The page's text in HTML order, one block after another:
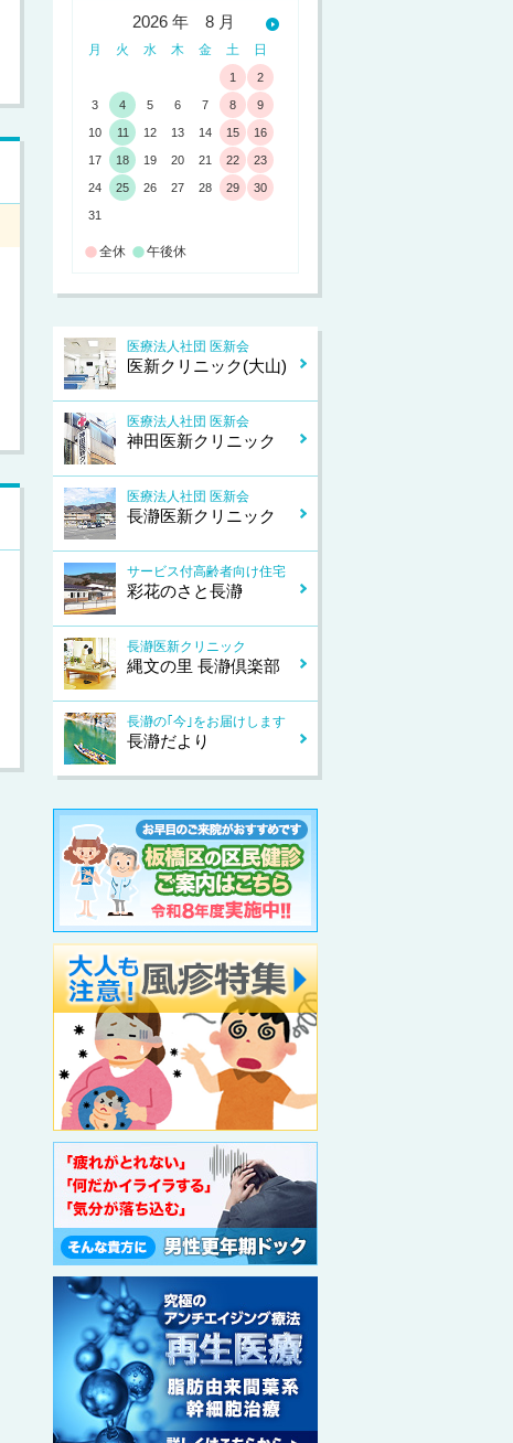
2026 年 8 月
月 火 水 木 金 土 日
1 2
3 4 5 6 7 8 9
10 11 12 13 14 15 16
17 18 19 20 21 22 23
24 25 26 27 28 29 30
31
全休 午後休
医療法人社団 医新会
医新クリニック(大山)
医療法人社団 医新会
神田医新クリニック
医療法人社団 医新会
長瀞医新クリニック
サービス付高齢者向け住宅
彩花のさと長瀞
長瀞医新クリニック
縄文の里 長瀞倶楽部
長瀞の｢今｣をお届けします
長瀞だより